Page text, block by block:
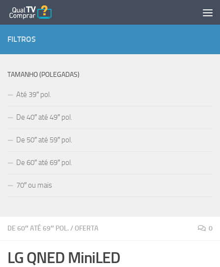
Skip to content
DE 60″ ATÉ 69″ POL./OFERTA 0
LG QNED MiniLED
FILTROS
TAMANHO (POLEGADAS)
Até 39″ pol.
De 40″ até 49″ pol.
De 50″ até 59″ pol.
De 60″ até 69″ pol.
70″ ou mais